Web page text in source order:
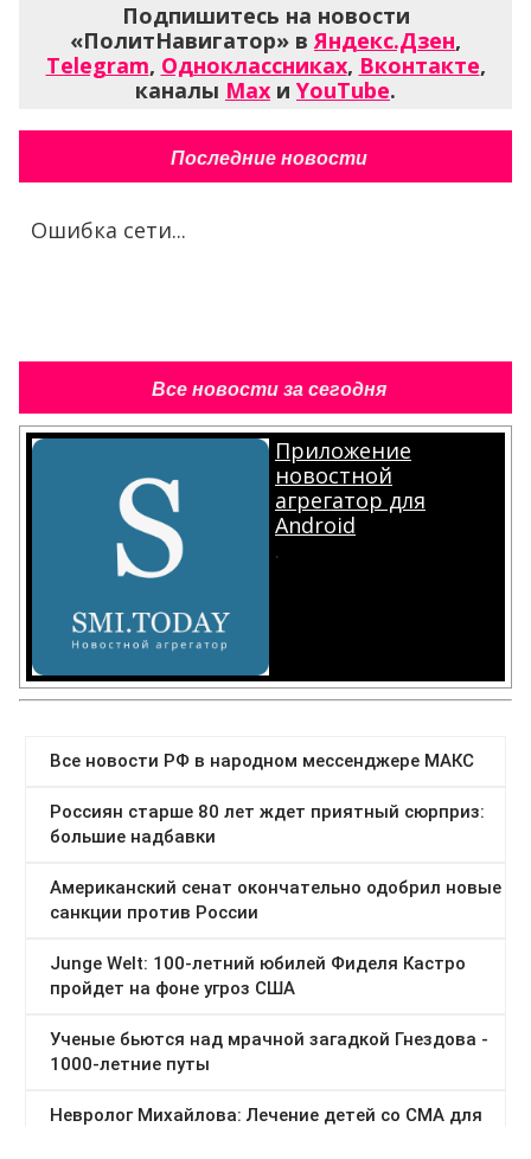
Подпишитесь на новости
«ПолитНавигатор» вЯндекс.Дзен,
Telegram, Одноклассниках, Вконтакте,
каналы Max и YouTube.
Последние новости
Ошибка сети...
Все новости за сегодня
Приложение
новостной
агрегатор для
Android
.